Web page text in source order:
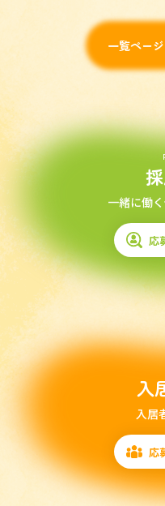
一覧ペー
一緒に働
応
入
入居
応